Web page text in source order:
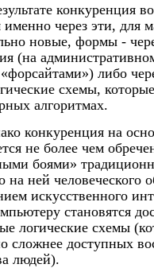
конкуренция во
именно через эти, для
новые, формы -
(на
либо
схемы,
алгоритмах.
на
не более чем
боями»
на ней человеческого
искусственного
становятся
логические схемы
сложнее доступных
людей).